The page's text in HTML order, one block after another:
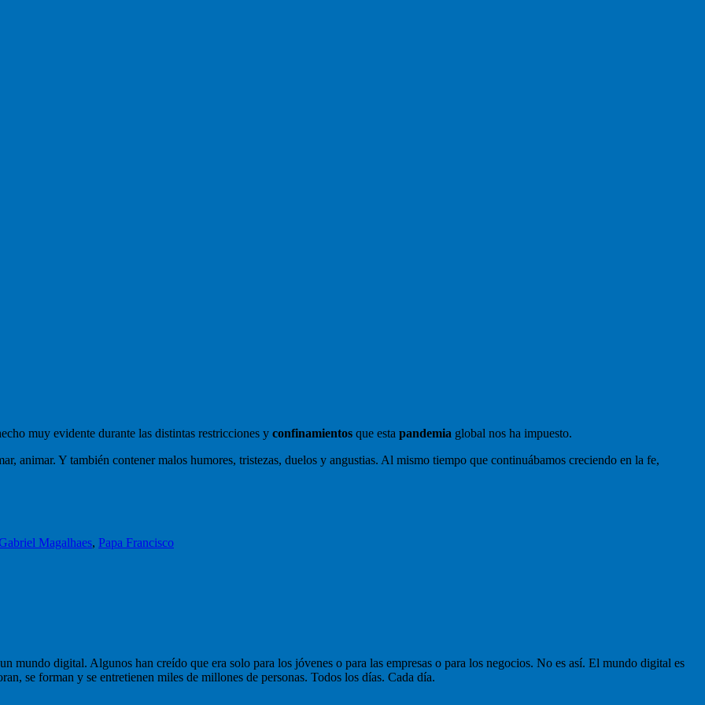
muy evidente durante las distintas restricciones y confinamientos que esta pandemia global nos ha impuesto.
animar. Y también contener malos humores, tristezas, duelos y angustias. Al mismo tiempo que continuábamos creciendo en la fe,
Magalhaes, Papa Francisco
mundo digital. Algunos han creído que era solo para los jóvenes o para las empresas o para los negocios. No es así. El mundo digital es
se forman y se entretienen miles de millones de personas. Todos los días. Cada día.